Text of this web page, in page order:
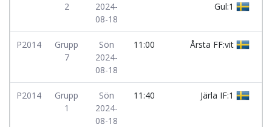
2
2024-
08-18
Gul:1
P2014
Grupp
7
Sön
2024-
08-18
11:00 Årsta FF:vit
P2014
Grupp
1
Sön
2024-
08-18
11:40 Järla IF:1